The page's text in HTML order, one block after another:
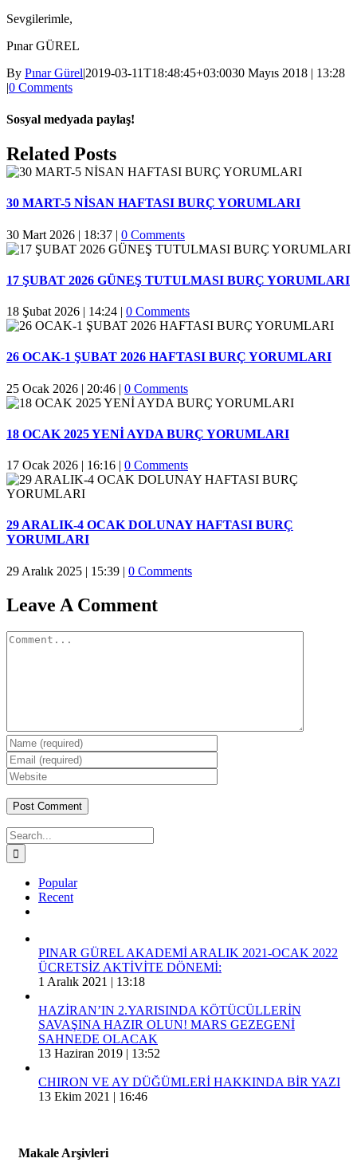
Sevgilerimle,
Pınar GÜREL
By Pınar Gürel|2019-03-11T18:48:45+03:0030 Mayıs 2018 | 13:28
|0 Comments
Sosyal medyada paylaş!
Facebook
Twitter
Reddit
LinkedIn
WhatsApp
Pinterest
Email
Related Posts
30 MART-5 NİSAN HAFTASI BURÇ YORUMLARI
30 Mart 2026 | 18:37 | 0 Comments
17 ŞUBAT 2026 GÜNEŞ TUTULMASI BURÇ YORUMLARI
18 Şubat 2026 | 14:24 | 0 Comments
26 OCAK-1 ŞUBAT 2026 HAFTASI BURÇ YORUMLARI
25 Ocak 2026 | 20:46 | 0 Comments
18 OCAK 2025 YENİ AYDA BURÇ YORUMLARI
17 Ocak 2026 | 16:16 | 0 Comments
29 ARALIK-4 OCAK DOLUNAY HAFTASI BURÇ
YORUMLARI
29 Aralık 2025 | 15:39 | 0 Comments
Leave A Comment
Comment
Search
for:
Popular
Recent
PINAR GÜREL AKADEMİ ARALIK 2021-OCAK 2022
ÜCRETSİZ AKTİVİTE DÖNEMİ:
1 Aralık 2021 | 13:18
HAZİRAN’IN 2.YARISINDA KÖTÜCÜLLERİN
SAVAŞINA HAZIR OLUN! MARS GEZEGENİ
SAHNEDE OLACAK
13 Haziran 2019 | 13:52
CHIRON VE AY DÜĞÜMLERİ HAKKINDA BİR YAZI
13 Ekim 2021 | 16:46
Makale Arşivleri